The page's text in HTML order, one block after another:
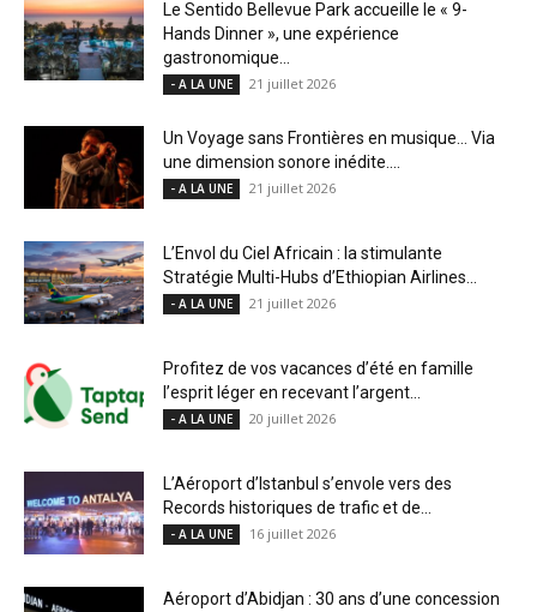
Le Sentido Bellevue Park accueille le « 9-
Hands Dinner », une expérience
gastronomique...
- A LA UNE 21 juillet 2026
Un Voyage sans Frontières en musique… Via
une dimension sonore inédite....
- A LA UNE 21 juillet 2026
L’Envol du Ciel Africain : la stimulante
Stratégie Multi-Hubs d’Ethiopian Airlines...
- A LA UNE 21 juillet 2026
Profitez de vos vacances d’été en famille
l’esprit léger en recevant l’argent...
- A LA UNE 20 juillet 2026
L’Aéroport d’Istanbul s’envole vers des
Records historiques de trafic et de...
- A LA UNE 16 juillet 2026
Aéroport d’Abidjan : 30 ans d’une concession